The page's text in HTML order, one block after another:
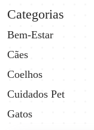
Categorias
Bem-Estar
Cães
Coelhos
Cuidados Pet
Gatos